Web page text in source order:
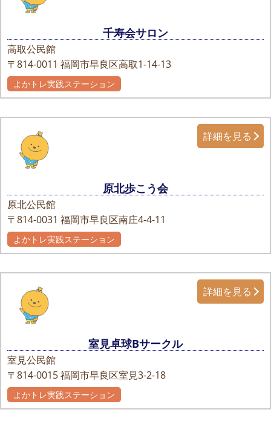
千寿会サロン
高取公民館
〒814-0011 福岡市早良区高取1-14-13
よかトレ実践ステーション
原北歩こう会
原北公民館
〒814-0031 福岡市早良区南庄4-4-11
詳細を見る
よかトレ実践ステーション
室見卓球Bサークル
室見公民館
〒814-0015福岡市早良区室見3-2-18
詳細を見る
よかトレ実践ステーション